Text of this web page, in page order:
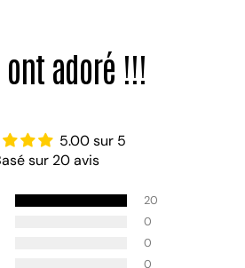
5.00 sur 5
sur 20 avis
20
0
0
0